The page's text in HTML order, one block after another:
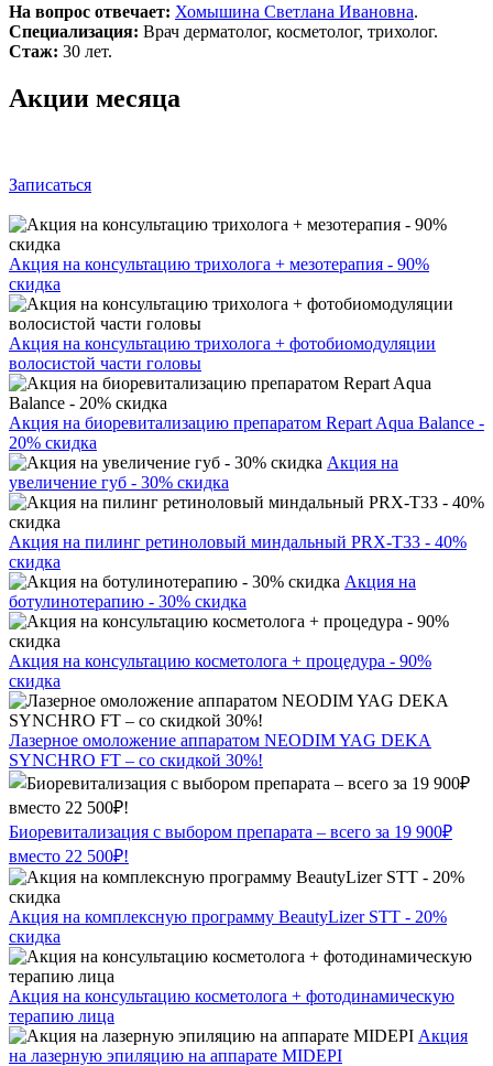
На вопрос отвечает: Хомышина Светлана Ивановна.
Специализация: Врач дерматолог, косметолог, трихолог.
Стаж: 30 лет.
Акции месяца
Записаться
Акция на консультацию трихолога + мезотерапия - 90%
скидка
Акция на консультацию трихолога + фотобиомодуляции
волосистой части головы
Акция на биоревитализацию препаратом Repart Aqua Balance -
20% скидка
Акция на
увеличение губ - 30% скидка
Акция на пилинг ретиноловый миндальный PRX-T33 - 40%
скидка
Акция на
ботулинотерапию - 30% скидка
Акция на консультацию косметолога + процедура - 90%
скидка
Лазерное омоложение аппаратом NEODIM YAG DEKA
SYNCHRO FT – со скидкой 30%!
Биоревитализация с выбором препарата – всего за 19 900₽
вместо 22 500₽!
Акция на комплексную программу BeautyLizer STT - 20%
скидка
Акция на консультацию косметолога + фотодинамическую
терапию лица
Акция
на лазерную эпиляцию на аппарате MIDEPI